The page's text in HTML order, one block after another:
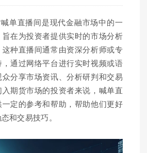
单直播间是现代金融市场中的一
在为投资者提供实时的市场分析
种直播间通常由资深分析师或专
通过网络平台进行实时视频或语
分享市场资讯、分析研判和交易
期货市场的投资者来说，喊单直
定的参考和帮助，帮助他们更好
和交易技巧。